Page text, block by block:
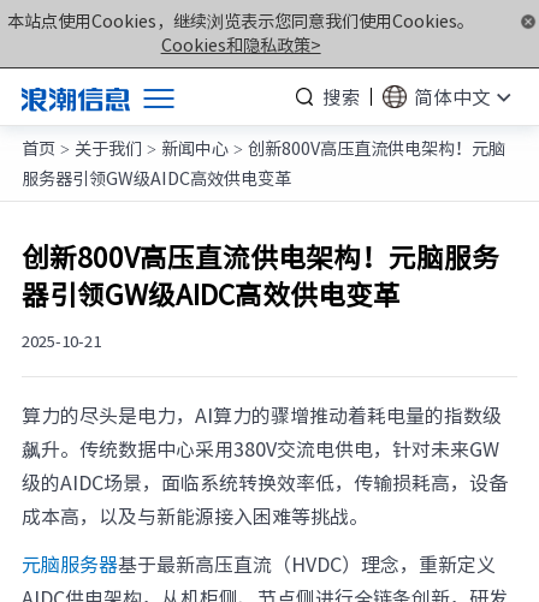
本站点使用Cookies，继续浏览表示您同意我们使用Cookies。
Cookies和隐私政策>
搜索
简体中文
产品
解决方案
服务支持
如何购买
合作伙伴
联合创新平台
关于我们
计算产业洞察
元脑品牌升级公告
首页 > 关于我们 > 新闻中心 > 创新800V高压直流供电架构！元脑
服务器引领GW级AIDC高效供电变革
创新800V高压直流供电架构！元脑服务
器引领GW级AIDC高效供电变革
2025-10-21
算力的尽头是电力，AI算力的骤增推动着耗电量的指数级
飙升。传统数据中心采用380V交流电供电，针对未来GW
级的AIDC场景，面临系统转换效率低，传输损耗高，设备
成本高，以及与新能源接入困难等挑战。
元脑服务器基于最新高压直流（HVDC）理念，重新定义